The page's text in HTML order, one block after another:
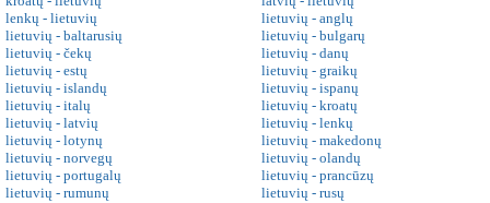
lenkų - lietuvių
lietuvių - anglų
lietuvių - baltarusių
lietuvių - bulgarų
lietuvių - čekų
lietuvių - danų
lietuvių - estų
lietuvių - graikų
lietuvių - islandų
lietuvių - ispanų
lietuvių - italų
lietuvių - kroatų
lietuvių - latvių
lietuvių - lenkų
lietuvių - lotynų
lietuvių - makedonų
lietuvių - norvegų
lietuvių - olandų
lietuvių - portugalų
lietuvių - prancūzų
lietuvių - rumunų
lietuvių - rusų